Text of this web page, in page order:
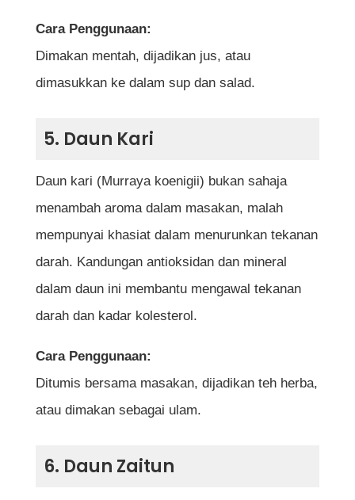
Cara Penggunaan:
Dimakan mentah, dijadikan jus, atau
dimasukkan ke dalam sup dan salad.
5. Daun Kari
Daun kari (Murraya koenigii) bukan sahaja
menambah aroma dalam masakan, malah
mempunyai khasiat dalam menurunkan tekanan
darah. Kandungan antioksidan dan mineral
dalam daun ini membantu mengawal tekanan
darah dan kadar kolesterol.
Cara Penggunaan:
Ditumis bersama masakan, dijadikan teh herba,
atau dimakan sebagai ulam.
6. Daun Zaitun